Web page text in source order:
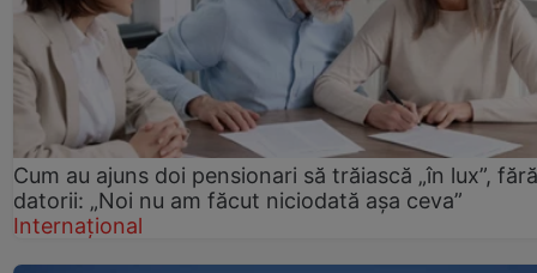
Cum au ajuns doi pensionari să trăiască „în lux”, fără
datorii: „Noi nu am făcut niciodată așa ceva”
Internațional